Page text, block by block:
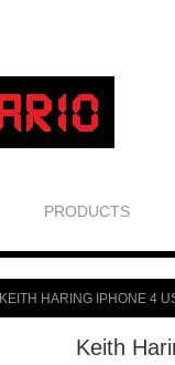
PRODUCTS
KEITH HARING IPHONE 4
Keith